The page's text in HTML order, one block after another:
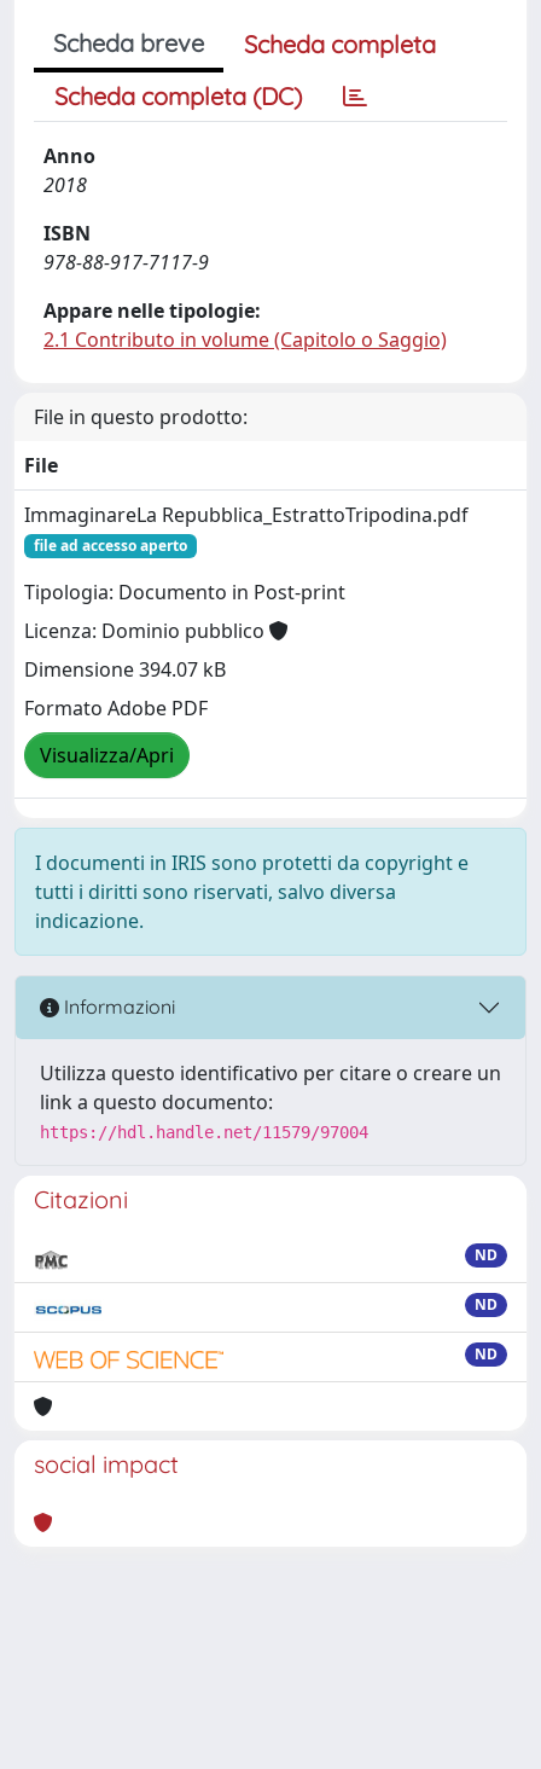
Scheda breve
Scheda completa
Scheda completa (DC)
Anno
2018
ISBN
978-88-917-7117-9
Appare nelle tipologie:
2.1 Contributo in volume (Capitolo o Saggio)
File in questo prodotto:
File
ImmaginareLa Repubblica_EstrattoTripodina.pdf
file ad accesso aperto
Tipologia: Documento in Post-print
Licenza: Dominio pubblico
Dimensione 394.07 kB
Formato Adobe PDF
Visualizza/Apri
I documenti in IRIS sono protetti da copyright e
tutti i diritti sono riservati, salvo diversa
indicazione.
Informazioni
Utilizza questo identificativo per citare o creare un
link a questo documento:
https://hdl.handle.net/11579/97004
Citazioni
ND
ND
ND
social impact